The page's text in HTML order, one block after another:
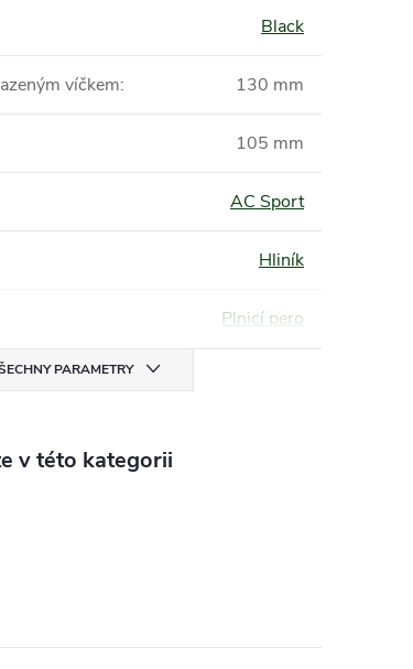
Black
víčkem: 130 mm
105 mm
AC Sport
Hliník
Plnicí pero
PARAMETRY
v této kategorii